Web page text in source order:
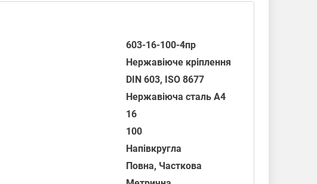
603-16-100-4пр
Нержавіюче кріплення
DIN 603, ISO 8677
Нержавіюча сталь А4
16
100
Напівкругла
Повна, Часткова